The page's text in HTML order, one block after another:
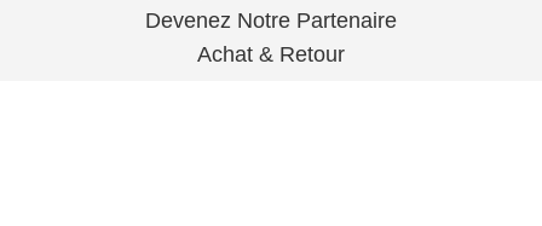
Devenez Notre Partenaire
Achat & Retour